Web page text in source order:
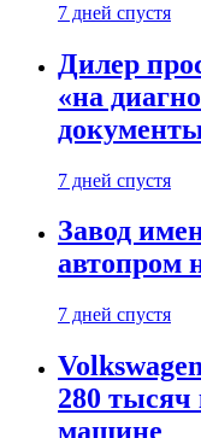
7 дней спустя
Дилер
«на
7 дней спустя
Завод
автопром
7 дней спустя
280 тысяч
машине